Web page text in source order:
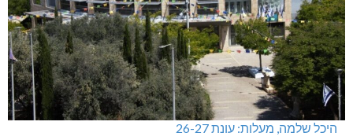
מתחברים: הגליל המערבי והעליון